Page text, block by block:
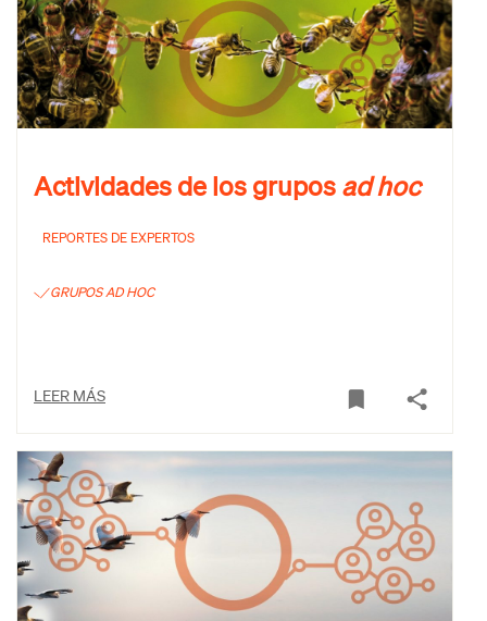
Actividades de los gruposad hoc
REPORTES DE EXPERTOS
GRUPOS AD HOC
LEER MÁS